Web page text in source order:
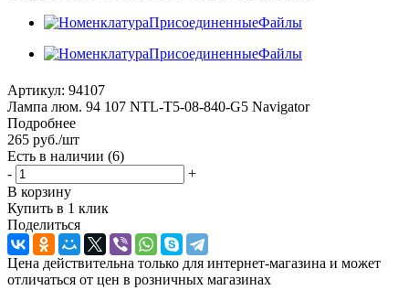
Артикул: 94107
Лампа люм. 94 107 NTL-T5-08-840-G5 Navigator
Подробнее
265 руб./шт
Есть в наличии (6)
-
+
В корзину
Купить в 1 клик
Поделиться
Цена действительна только для интернет-магазина и может
отличаться от цен в розничных магазинах